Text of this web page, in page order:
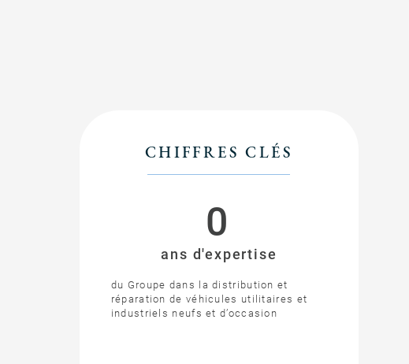
CHIFFRES CLÉS
du Groupe dans la distribution et
réparation de véhicules utilitaires et
industriels neufs et d’occasion
0
ans d'expertise